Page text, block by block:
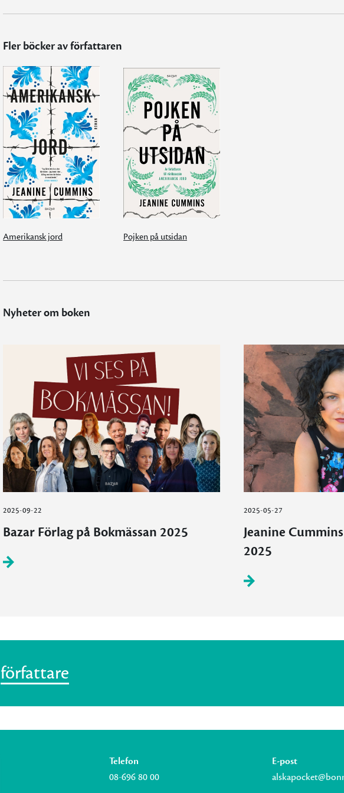
Fler böcker av författaren
Amerikansk jord Pojken på utsidan
Nyheter om boken
2025-09-22
Bazar Förlag på Bokmässan 2025
2025-05-27
Jeanine
2025
författare
Telefon
08-696 80 00
E-post